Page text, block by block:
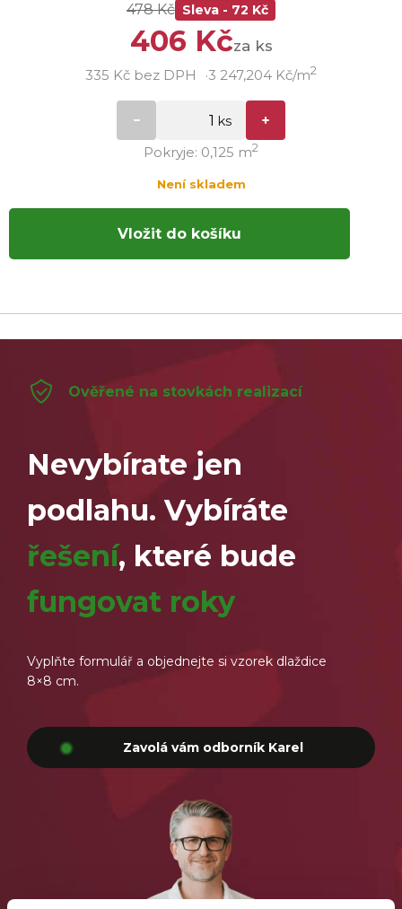
478 Kč Sleva - 72 Kč
406 Kčza ks
335 Kč bez DPH 3 247,204 Kč/m2
Pokryje: 0,125 m2
Není skladem
Vložit do košíku
Ověřené na stovkách realizací
Nevybírate jen
podlahu. Vybíráte
řešení, které bude
fungovat roky
Vyplňte formulář a objednejte si vzorek dlaždice
8×8 cm.
Zavolá vám odborník Karel